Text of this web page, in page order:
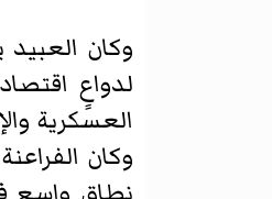
وكان
لدواعٍ
العسكرية
وكان